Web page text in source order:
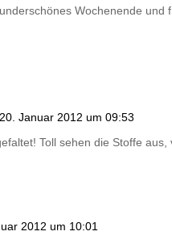
Wochenende und
Januar 2012 um 09:53
Toll sehen die Stoffe
2012 um 10:01